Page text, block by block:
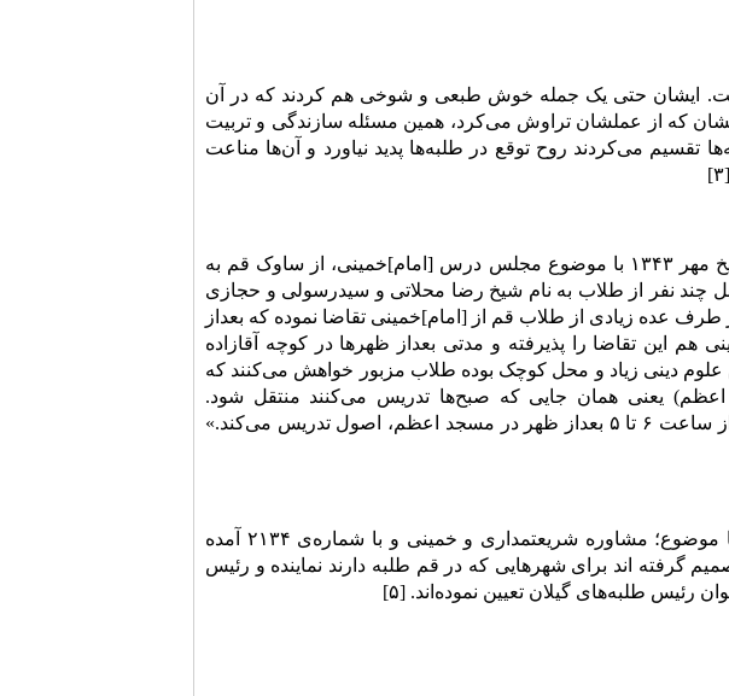
ایشان حتى یک جمله خوش طبعى و شوخى هم کردند که در آن
که از عملشان تراوش مى‌کرد، همین مسئله سازندگى و تربیت
مى‌کردند روح توقع در طلبه‌ها پدید نیاورد و آن‌ها مناعت
در یکی از اسناد محرمانه‌ی ساواک به شماره‌ی ۱۷۰۶ و به تاریخ مهر ۱۳۴۳ با موضوع مجلس درس [امام]خمینی، از ساوک قم به
چند نفر از طلاب به نام شیخ رضا محلاتی و سیدرسولی و حجازی
عده زیادی از طلاب قم از [امام]خمینی تقاضا نموده که بعداز
این تقاضا را پذیرفته و مدتی بعداز ظهر‌ها در کوچه آقازاده
دینی زیاد و محل کوچک بوده طلاب مزبور خواهش می‌کنند که
یعنی همان جایی که صبح‌ها تدریس می‌کنند منتقل شود.
[امام]خمینی هم قبول می‌کند و فعلاً مدتی است [امام]خمینی از ساعت ۶ تا ۵ بعداز ظهر در مسجد اعظم، اصول تدریس می‌کند.»
در یکی از گزارشات اطلاعات داخلی اداره کل سوم ساواک با موضوع؛ مشاوره شریعتمداری و خمینی و با شماره‌ی ۲۱۳۴ آمده
گرفته اند برای شهر‌هایی که در قم طلبه دارند نماینده و رئیس
رئیس طلبه‌های گیلان تعیین نموده‌اند. [۵]